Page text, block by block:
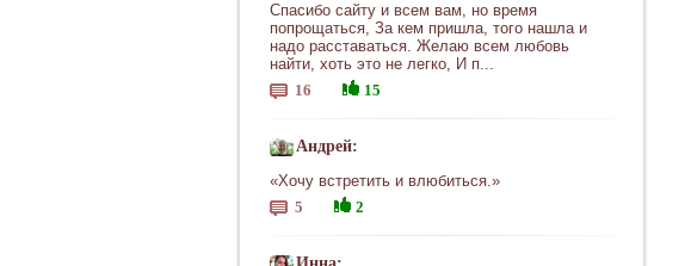
Спасибо сайту и всем вам, но время
попрощаться, За кем пришла, того нашла и
надо расставаться. Желаю всем любовь
найти, хоть это не легко, И п...
16
15
Андрей:
«Хочу встретить и влюбиться.»
5
2